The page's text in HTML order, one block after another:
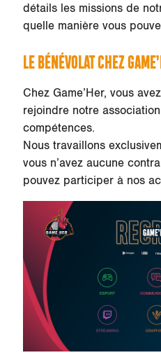
détails les missions de
quelle manière vous
LE BÉNÉVOLAT CHEZ
Chez Game’Her, vous
rejoindre notre
compétences.
Nous travaillons
vous n’avez aucune
pouvez participer à nos